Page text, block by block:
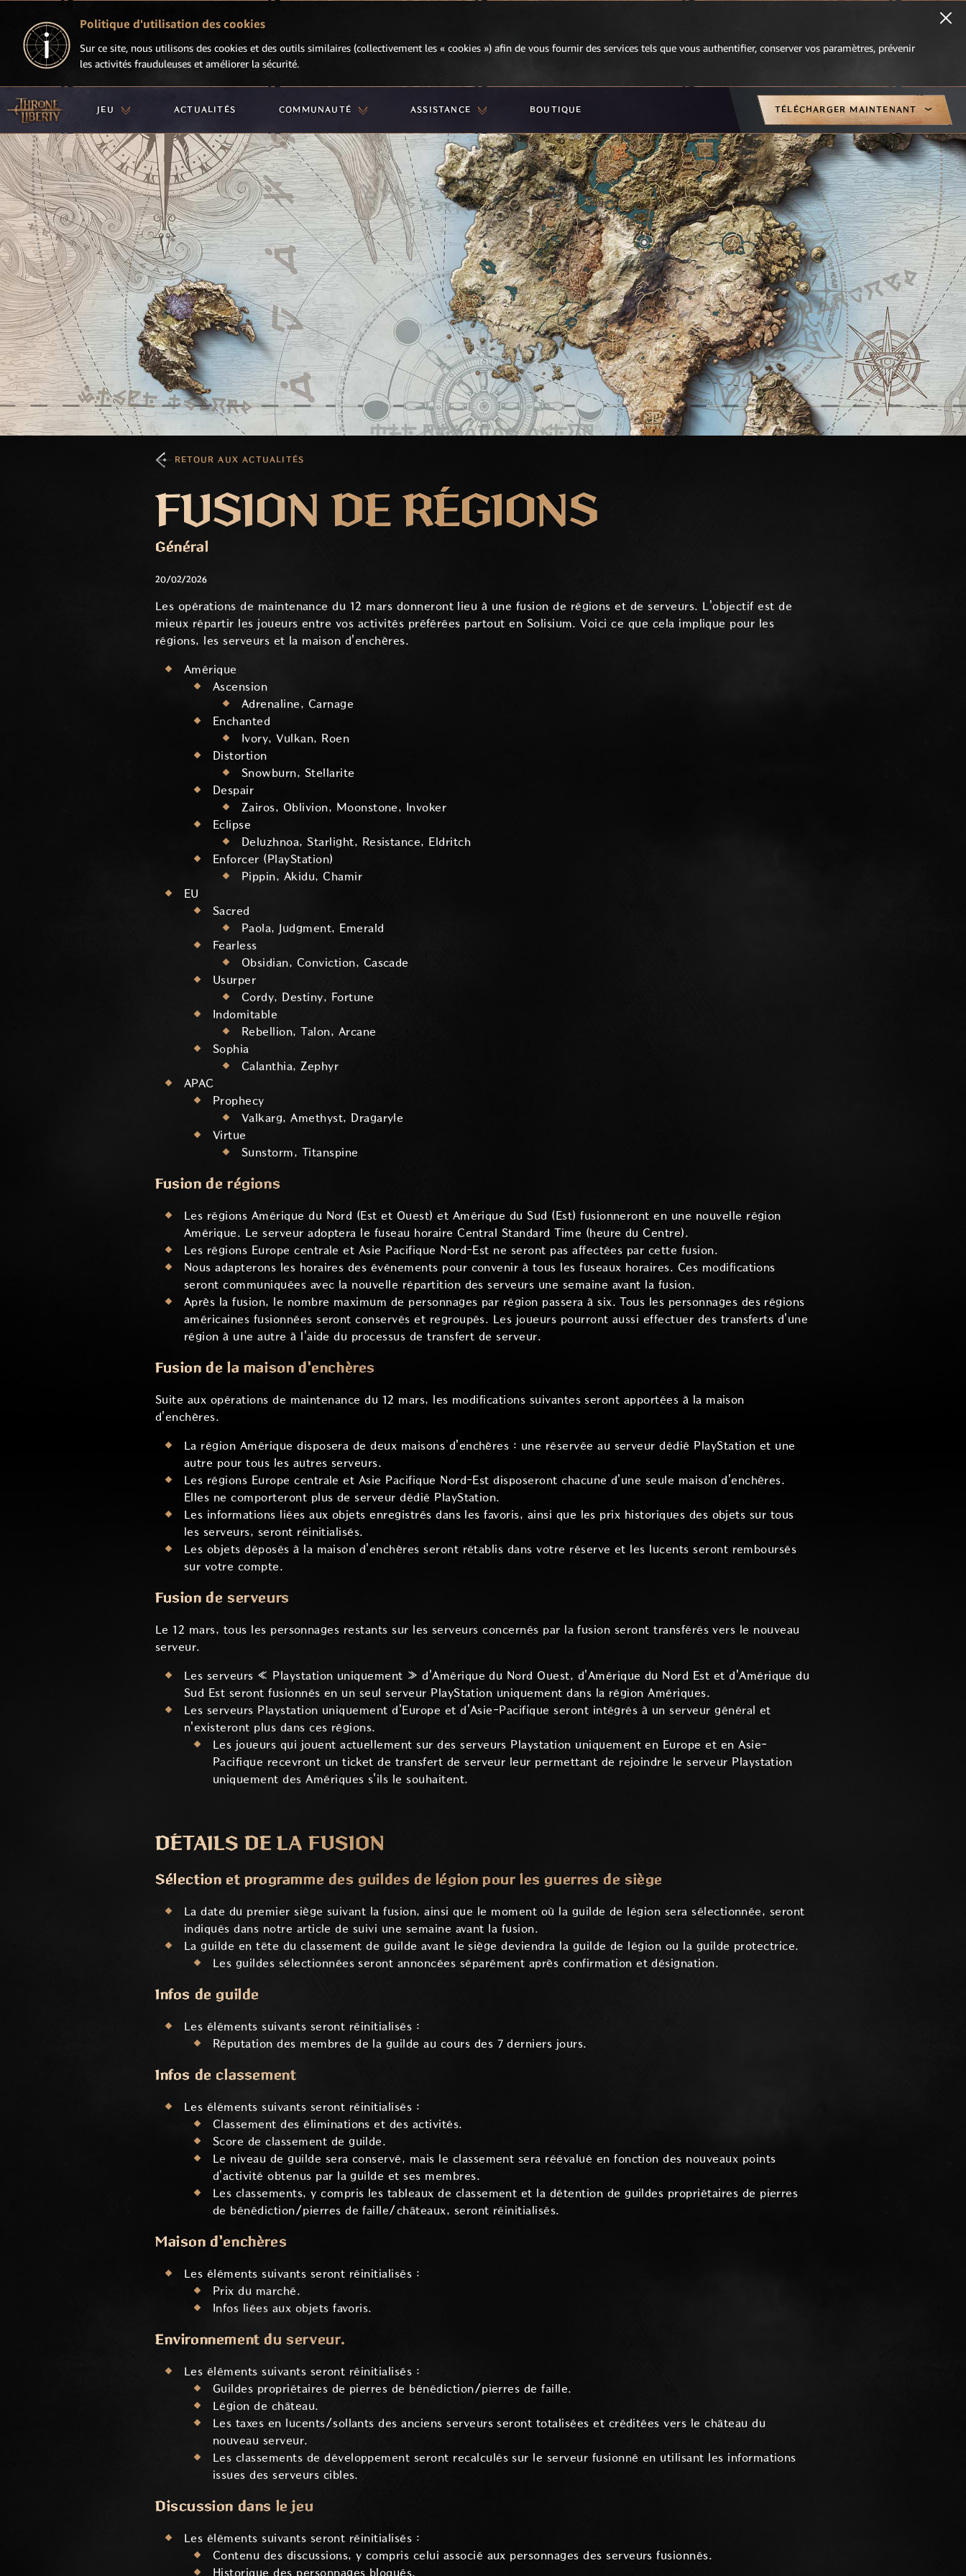
Politique d'utilisation des cookies
Sur ce site, nous utilisons des cookies et des outils similaires (collectivement les « cookies ») afin de vous fournir des services tels que vous authentifier, conserver vos paramètres, prévenir
les activités frauduleuses et améliorer la sécurité.
JEU ACTUALITÉS COMMUNAUTÉ ASSISTANCE BOUTIQUE TÉLÉCHARGER MAINTENANT
RETOUR AUX ACTUALITÉS
FUSION DE RÉGIONS
Général
20/02/2026
Les opérations de maintenance du 12 mars donneront lieu à une fusion de régions et de serveurs. L'objectif est de
mieux répartir les joueurs entre vos activités préférées partout en Solisium. Voici ce que cela implique pour les
régions, les serveurs et la maison d'enchères.
Amérique
Ascension
Adrenaline, Carnage
Enchanted
Ivory, Vulkan, Roen
Distortion
Snowburn, Stellarite
Despair
Zairos, Oblivion, Moonstone, Invoker
Eclipse
Deluzhnoa, Starlight, Resistance, Eldritch
Enforcer (PlayStation)
Pippin, Akidu, Chamir
EU
Sacred
Paola, Judgment, Emerald
Fearless
Obsidian, Conviction, Cascade
Usurper
Cordy, Destiny, Fortune
Indomitable
Rebellion, Talon, Arcane
Sophia
Calanthia, Zephyr
APAC
Prophecy
Valkarg, Amethyst, Dragaryle
Virtue
Sunstorm, Titanspine
Fusion de régions
Les régions Amérique du Nord (Est et Ouest) et Amérique du Sud (Est) fusionneront en une nouvelle région
Amérique. Le serveur adoptera le fuseau horaire Central Standard Time (heure du Centre).
Les régions Europe centrale et Asie Pacifique Nord-Est ne seront pas affectées par cette fusion.
Nous adapterons les horaires des événements pour convenir à tous les fuseaux horaires. Ces modifications
seront communiquées avec la nouvelle répartition des serveurs une semaine avant la fusion.
Après la fusion, le nombre maximum de personnages par région passera à six. Tous les personnages des régions
américaines fusionnées seront conservés et regroupés. Les joueurs pourront aussi effectuer des transferts d'une
région à une autre à l'aide du processus de transfert de serveur.
Fusion de la maison d'enchères
Suite aux opérations de maintenance du 12 mars, les modifications suivantes seront apportées à la maison
d'enchères.
La région Amérique disposera de deux maisons d'enchères : une réservée au serveur dédié PlayStation et une
autre pour tous les autres serveurs.
Les régions Europe centrale et Asie Pacifique Nord-Est disposeront chacune d'une seule maison d'enchères.
Elles ne comporteront plus de serveur dédié PlayStation.
Les informations liées aux objets enregistrés dans les favoris, ainsi que les prix historiques des objets sur tous
les serveurs, seront réinitialisés.
Les objets déposés à la maison d'enchères seront rétablis dans votre réserve et les lucents seront remboursés
sur votre compte.
Fusion de serveurs
Le 12 mars, tous les personnages restants sur les serveurs concernés par la fusion seront transférés vers le nouveau
serveur.
Les serveurs « Playstation uniquement » d'Amérique du Nord Ouest, d'Amérique du Nord Est et d'Amérique du
Sud Est seront fusionnés en un seul serveur PlayStation uniquement dans la région Amériques.
Les serveurs Playstation uniquement d'Europe et d'Asie-Pacifique seront intégrés à un serveur général et
n'existeront plus dans ces régions.
Les joueurs qui jouent actuellement sur des serveurs Playstation uniquement en Europe et en Asie-
Pacifique recevront un ticket de transfert de serveur leur permettant de rejoindre le serveur Playstation
uniquement des Amériques s'ils le souhaitent.
DÉTAILS DE LA FUSION
Sélection et programme des guildes de légion pour les guerres de siège
La date du premier siège suivant la fusion, ainsi que le moment où la guilde de légion sera sélectionnée, seront
indiqués dans notre article de suivi une semaine avant la fusion.
La guilde en tête du classement de guilde avant le siège deviendra la guilde de légion ou la guilde protectrice.
Les guildes sélectionnées seront annoncées séparément après confirmation et désignation.
Infos de guilde
Les éléments suivants seront réinitialisés :
Réputation des membres de la guilde au cours des 7 derniers jours.
Infos de classement
Les éléments suivants seront réinitialisés :
Classement des éliminations et des activités.
Score de classement de guilde.
Le niveau de guilde sera conservé, mais le classement sera réévalué en fonction des nouveaux points
d'activité obtenus par la guilde et ses membres.
Les classements, y compris les tableaux de classement et la détention de guildes propriétaires de pierres
de bénédiction/pierres de faille/châteaux, seront réinitialisés.
Maison d'enchères
Les éléments suivants seront réinitialisés :
Prix du marché.
Infos liées aux objets favoris.
Environnement du serveur.
Les éléments suivants seront réinitialisés :
Guildes propriétaires de pierres de bénédiction/pierres de faille.
Légion de château.
Les taxes en lucents/sollants des anciens serveurs seront totalisées et créditées vers le château du
nouveau serveur.
Les classements de développement seront recalculés sur le serveur fusionné en utilisant les informations
issues des serveurs cibles.
Discussion dans le jeu
Les éléments suivants seront réinitialisés :
Contenu des discussions, y compris celui associé aux personnages des serveurs fusionnés.
Historique des personnages bloqués.